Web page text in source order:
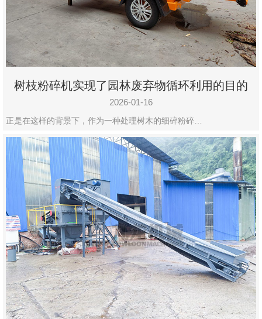
树枝粉碎机实现了园林废弃物循环利用的目的
2026-01-16
正是在这样的背景下，作为一种处理树木的细碎粉碎…